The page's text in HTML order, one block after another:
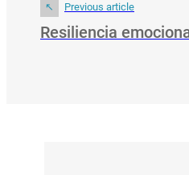
Previous article
Resiliencia